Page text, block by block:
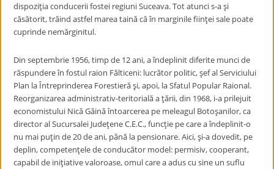
dispoziţia conducerii fostei regiuni Suceava. Tot atunci s-a şi
căsătorit, trăind astfel marea taină că în marginile fiinţei sale poate
cuprinde nemărginitul.
Din septembrie 1956, timp de 12 ani, a îndeplinit diferite munci de
răspundere în fostul raion Fălticeni: lucrător politic, şef al Serviciului
Plan la Întreprinderea Forestieră şi, apoi, la Sfatul Popular Raional.
Reorganizarea administrativ-teritorială a ţării, din 1968, i-a prilejuit
economistului Nică Găină întoarcerea pe meleagul Botoşanilor, ca
director al Sucursalei Judeţene C.E.C., funcţie pe care a îndeplinit-o
nu mai puţin de 20 de ani, până la pensionare. Aici, şi-a dovedit, pe
deplin, competenţele de conducător model: permisiv, cooperant,
capabil de iniţiative valoroase, omul care a adus cu sine un suflu